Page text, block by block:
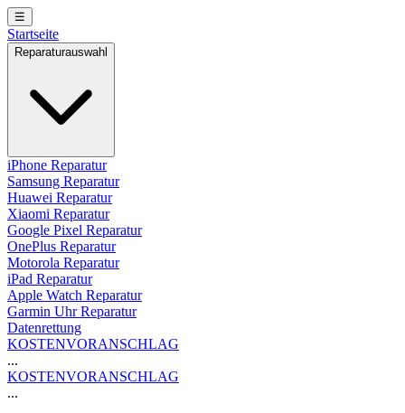
☰
Startseite
Reparaturauswahl
iPhone Reparatur
Samsung Reparatur
Huawei Reparatur
Xiaomi Reparatur
Google Pixel Reparatur
OnePlus Reparatur
Motorola Reparatur
iPad Reparatur
Apple Watch Reparatur
Garmin Uhr Reparatur
Datenrettung
KOSTENVORANSCHLAG
...
KOSTENVORANSCHLAG
...